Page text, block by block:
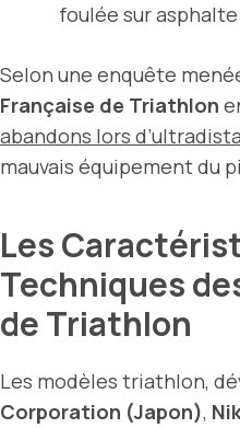
foulée sur
Selon une enquête
Française de Triathlon
abandons lors
mauvais équipement du
Les
Techniques
de Triathlon
Les modèles triathlon,
Corporation (Japon),